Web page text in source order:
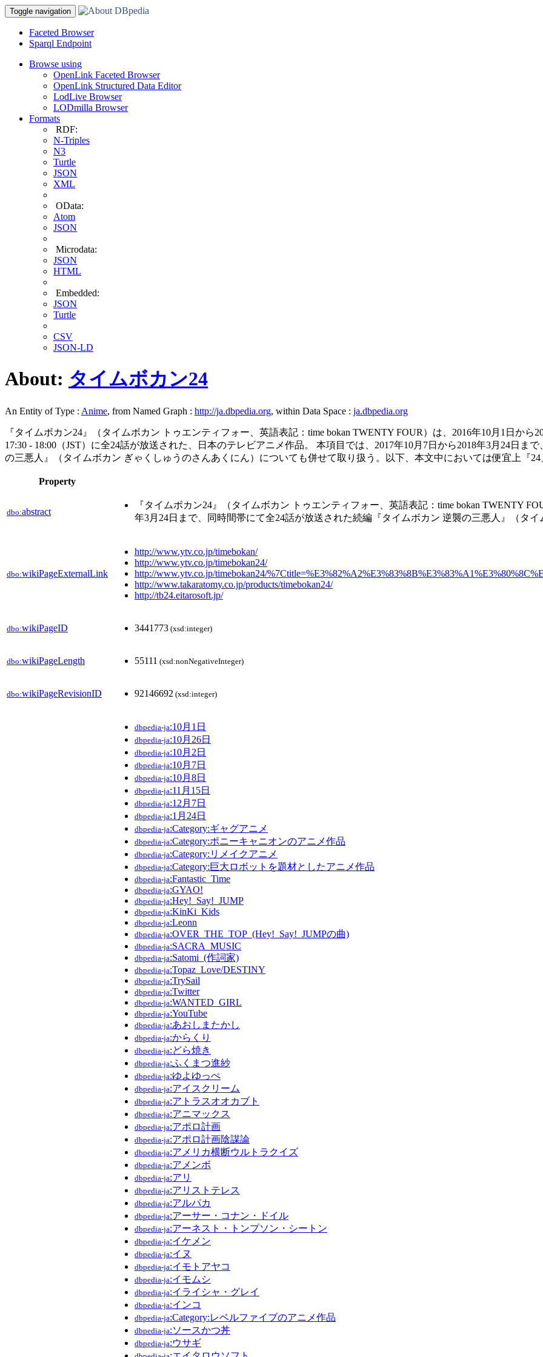
Toggle navigation
Faceted Browser
Sparql Endpoint
Browse using
OpenLink Faceted Browser
OpenLink Structured Data Editor
LodLive Browser
LODmilla Browser
Formats
RDF:
N-Triples
N3
Turtle
JSON
XML
OData:
Atom
JSON
Microdata:
JSON
HTML
Embedded:
JSON
Turtle
CSV
JSON-LD
About: タイムボカン24
An Entity of Type : Anime, from Named Graph : http://ja.dbpedia.org, within Data Space : ja.dbpedia.org
『タイムボカン24』（タイムボカン トゥエンティフォー、英語表記：time bokan TWENTY FOUR）は、2016年10月1日か
17:30 - 18:00（JST）に全24話が放送された、日本のテレビアニメ作品。 本項目では、2017年10月7日から2018年3月24日ま
の三悪人』（タイムボカン ぎゃくしゅうのさんあくにん）についても併せて取り扱う。以下、本文中においては便宜上『
Property
dbo:abstract
『タイムボカン24』（タイムボカン トゥエンティフォー、英語表記：time bokan TWENTY
年3月24日まで、同時間帯にて全24話が放送された続編『タイムボカン 逆襲の三悪人』（タ
dbo:wikiPageExternalLink
http://www.ytv.co.jp/timebokan/
http://www.ytv.co.jp/timebokan24/
http://www.ytv.co.jp/timebokan24/
http://www.takaratomy.co.jp/products/timebokan24/
http://tb24.eitarosoft.jp/
dbo:wikiPageID 3441773 (xsd:integer)
dbo:wikiPageLength 55111 (xsd:nonNegativeInteger)
dbo:wikiPageRevisionID 92146692 (xsd:integer)
dbpedia-ja:10月1日
dbpedia-ja:10月26日
dbpedia-ja:10月2日
dbpedia-ja:10月7日
dbpedia-ja:10月8日
dbpedia-ja:11月15日
dbpedia-ja:12月7日
dbpedia-ja:1月24日
dbpedia-ja:Category:ギャグアニメ
dbpedia-ja:Category:ポニーキャニオンのアニメ作品
dbpedia-ja:Category:リメイクアニメ
dbpedia-ja:Category:巨大ロボットを題材としたアニメ作品
dbpedia-ja:Fantastic_Time
dbpedia-ja:GYAO!
dbpedia-ja:Hey!_Say!_JUMP
dbpedia-ja:KinKi_Kids
dbpedia-ja:Leonn
dbpedia-ja:OVER_THE_TOP_(Hey!_Say!_JUMPの曲)
dbpedia-ja:SACRA_MUSIC
dbpedia-ja:Satomi_(作詞家)
dbpedia-ja:Topaz_Love/DESTINY
dbpedia-ja:TrySail
dbpedia-ja:Twitter
dbpedia-ja:WANTED_GIRL
dbpedia-ja:YouTube
dbpedia-ja:あおしまたかし
dbpedia-ja:からくり
dbpedia-ja:どら焼き
dbpedia-ja:ふくまつ進紗
dbpedia-ja:ゆよゆっぺ
dbpedia-ja:アイスクリーム
dbpedia-ja:アトラスオオカブト
dbpedia-ja:アニマックス
dbpedia-ja:アポロ計画
dbpedia-ja:アポロ計画陰謀論
dbpedia-ja:アメリカ横断ウルトラクイズ
dbpedia-ja:アメンボ
dbpedia-ja:アリ
dbpedia-ja:アリストテレス
dbpedia-ja:アルパカ
dbpedia-ja:アーサー・コナン・ドイル
dbpedia-ja:アーネスト・トンプソン・シートン
dbpedia-ja:イケメン
dbpedia-ja:イヌ
dbpedia-ja:イモトアヤコ
dbpedia-ja:イモムシ
dbpedia-ja:イライシャ・グレイ
dbpedia-ja:インコ
dbpedia-ja:Category:レベルファイブのアニメ作品
dbpedia-ja:ソースかつ丼
dbpedia-ja:ウサギ